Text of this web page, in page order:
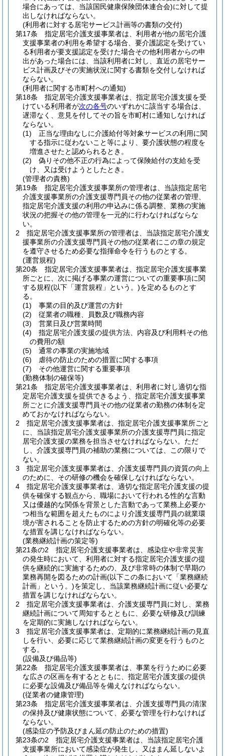
場合にあっては、当該国民健康保険団体連合会)に対して提
出しなければならない。
(利用者に対する居宅サービス計画等の書類の交付)
第17条
指定居宅介護支援事業者は、利用者が他の居宅介護
支援事業者の利用を希望する場合、要介護認定を受けてい
る利用者が要支援認定を受けた場合その他利用者からの申
出があった場合には、当該利用者に対し、直近の居宅サー
ビス計画及びその実施状況に関する書類を交付しなければ
ならない。
(利用者に関する市町村への通知)
第18条
指定居宅介護支援事業者は、指定居宅介護支援を受
けている利用者が次の各号のいずれかに該当する場合は、
遅滞なく、意見を付してその旨を市町村に通知しなければ
ならない。
(1)
正当な理由なしに介護給付等対象サービスの利用に関
する指示に従わないこと等により、要介護状態の程度を
増進させたと認められるとき。
(2)
偽りその他不正の行為によって保険給付の支給を受
け、又は受けようとしたとき。
(管理者の責務)
第19条
指定居宅介護支援事業所の管理者は、当該指定居宅
介護支援事業所の介護支援専門員その他の従業者の管理、
指定居宅介護支援の利用の申込みに係る調整、業務の実施
状況の把握その他の管理を一元的に行わなければならな
い。
2
指定居宅介護支援事業所の管理者は、当該指定居宅介護支
援事業所の介護支援専門員その他の従業者にこの章の規定
を遵守させるため必要な指揮命令を行うものとする。
(運営規程)
第20条
指定居宅介護支援事業者は、指定居宅介護支援事業
所ごとに、次に掲げる事業の運営についての重要事項に関
する規程(以下「運営規程」という。)を定めるものとす
る。
(1)
事業の目的及び運営の方針
(2)
従業者の職種、員数及び職務内容
(3)
営業日及び営業時間
(4)
指定居宅介護支援の提供方法、内容及び利用料その他
の費用の額
(5)
通常の事業の実施地域
(6)
虐待の防止のための措置に関する事項
(7)
その他運営に関する重要事項
(勤務体制の確保等)
第21条
指定居宅介護支援事業者は、利用者に対し適切な指
定居宅介護支援を提供できるよう、指定居宅介護支援事業
所ごとに介護支援専門員その他の従業者の勤務の体制を定
めておかなければならない。
2
指定居宅介護支援事業者は、指定居宅介護支援事業所ごと
に、当該指定居宅介護支援事業所の介護支援専門員に指定
居宅介護支援の業務を担当させなければならない。 ただ
し、介護支援専門員の補助の業務については、この限りで
ない。
3
指定居宅介護支援事業者は、介護支援専門員の資質の向上
のために、その研修の機会を確保しなければならない。
4
指定居宅介護支援事業者は、適切な指定居宅介護支援の提
供を確保する観点から、職場において行われる性的な言動
又は優越的な関係を背景とした言動であって業務上必要か
つ相当な範囲を超えたものにより介護支援専門員の就業環
境が害されることを防止するための方針の明確化等の必要
な措置を講じなければならない。
(業務継続計画の策定等)
第21条の2
指定居宅介護支援事業者は、感染症や非常災害
の発生時において、利用者に対する指定居宅介護支援の提
供を継続的に実施するための、及び非常時の体制で早期の
業務再開を図るための計画(以下この条において「業務継続
計画」という。)を策定し、当該業務継続計画に従い必要な
措置を講じなければならない。
2
指定居宅介護支援事業者は、介護支援専門員に対し、業務
継続計画について周知するとともに、必要な研修及び訓練
を定期的に実施しなければならない。
3
指定居宅介護支援事業者は、定期的に業務継続計画の見直
しを行い、必要に応じて業務継続計画の変更を行うものと
する。
(設備及び備品等)
第22条
指定居宅介護支援事業者は、事業を行うために必要
な広さの区画を有するとともに、指定居宅介護支援の提供
に必要な設備及び備品等を備えなければならない。
(従業者の健康管理)
第23条
指定居宅介護支援事業者は、介護支援専門員の清潔
の保持及び健康状態について、必要な管理を行わなければ
ならない。
(感染症の予防及びまん延の防止のための措置)
第23条の2
指定居宅介護支援事業者は、当該指定居宅介護
支援事業所において感染症が発生し、又はまん延しないよ